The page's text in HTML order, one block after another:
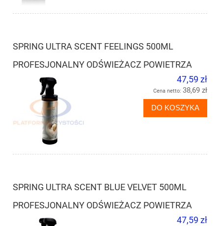
SPRING ULTRA SCENT FEELINGS 500ML
PROFESJONALNY ODŚWIEŻACZ POWIETRZA
47,59 zł
Cena netto: 38,69 zł
DO KOSZYKA
SPRING ULTRA SCENT BLUE VELVET 500ML
PROFESJONALNY ODŚWIEŻACZ POWIETRZA
47,59 zł